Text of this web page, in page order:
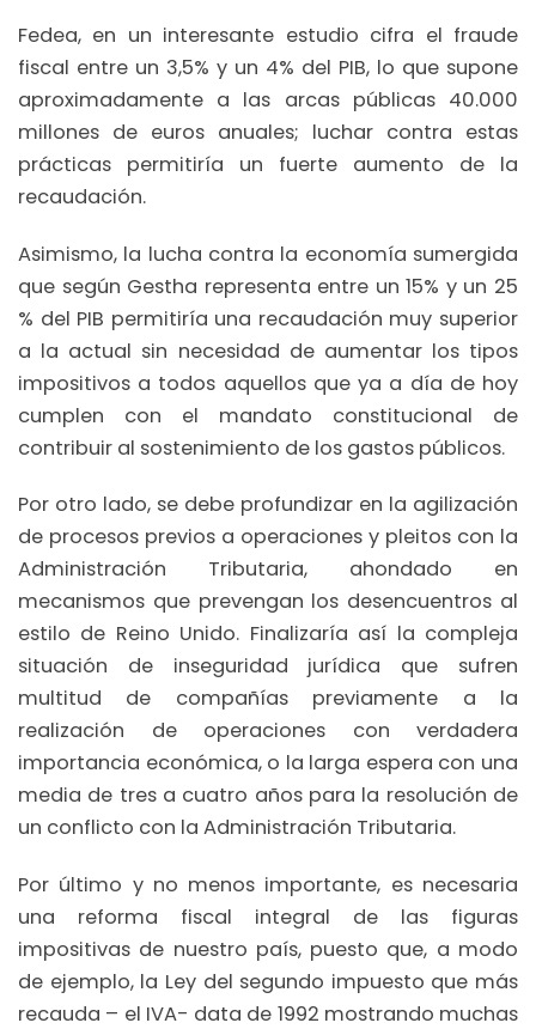
Fedea, en un interesante estudio cifra el fraude
fiscal entre un 3,5% y un 4% del PIB, lo que supone
aproximadamente a las arcas públicas 40.000
millones de euros anuales; luchar contra estas
prácticas permitiría un fuerte aumento de la
recaudación.
Asimismo, la lucha contra la economía sumergida
que según Gestha representa entre un 15% y un 25
% del PIB permitiría una recaudación muy superior
a la actual sin necesidad de aumentar los tipos
impositivos a todos aquellos que ya a día de hoy
cumplen con el mandato constitucional de
contribuir al sostenimiento de los gastos públicos.
Por otro lado, se debe profundizar en la agilización
de procesos previos a operaciones y pleitos con la
Administración Tributaria, ahondado en
mecanismos que prevengan los desencuentros al
estilo de Reino Unido. Finalizaría así la compleja
situación de inseguridad jurídica que sufren
multitud de compañías previamente a la
realización de operaciones con verdadera
importancia económica, o la larga espera con una
media de tres a cuatro años para la resolución de
un conflicto con la Administración Tributaria.
Por último y no menos importante, es necesaria
una reforma fiscal integral de las figuras
impositivas de nuestro país, puesto que, a modo
de ejemplo, la Ley del segundo impuesto que más
recauda – el IVA- data de 1992 mostrando muchas